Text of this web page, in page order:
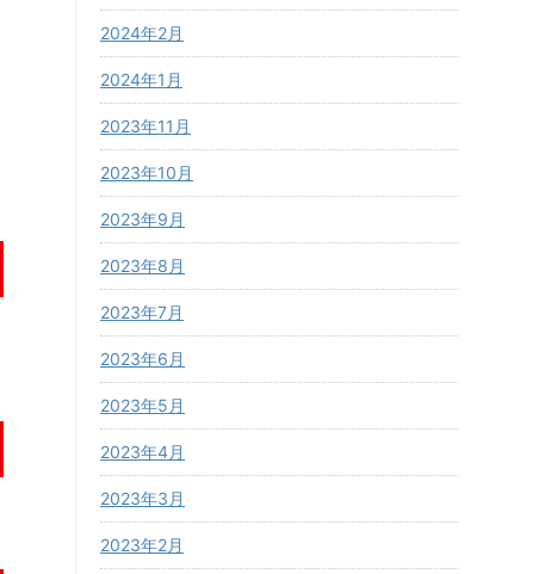
2024年2月
2024年1月
2023年11月
2023年10月
2023年9月
2023年8月
2023年7月
2023年6月
2023年5月
2023年4月
2023年3月
2023年2月